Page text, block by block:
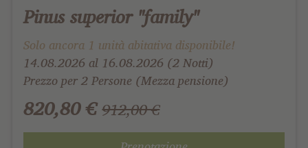
Pinus superior "family"
Solo ancora 1 unità abitativa disponibile!
14.08.2026 al 16.08.2026 (2 Notti)
Prezzo per 2 Persone (Mezza pensione)
820,80 € 912,00 €